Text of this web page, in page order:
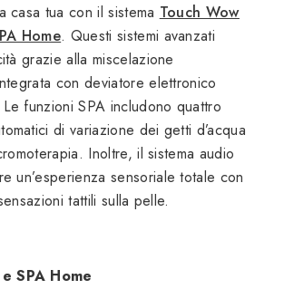
casa tua con il sistema Touch Wow
Home. Questi sistemi avanzati
grazie alla miscelazione
con deviatore elettronico
funzioni SPA includono quattro
di variazione dei getti d’acqua
Inoltre, il sistema audio
un’esperienza sensoriale totale con
tattili sulla pelle.
SPA Home